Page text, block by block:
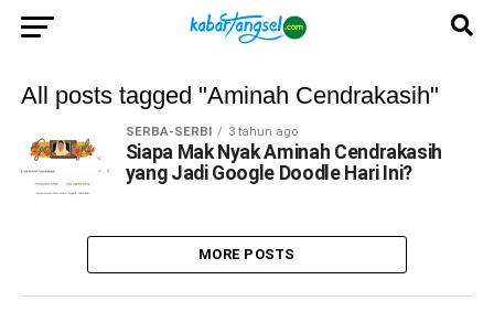
All posts tagged "Aminah Cendrakasih"
SERBA-SERBI 3 tahun ago
Siapa Mak Nyak Aminah Cendrakasih
yang Jadi Google Doodle Hari Ini?
MORE POSTS